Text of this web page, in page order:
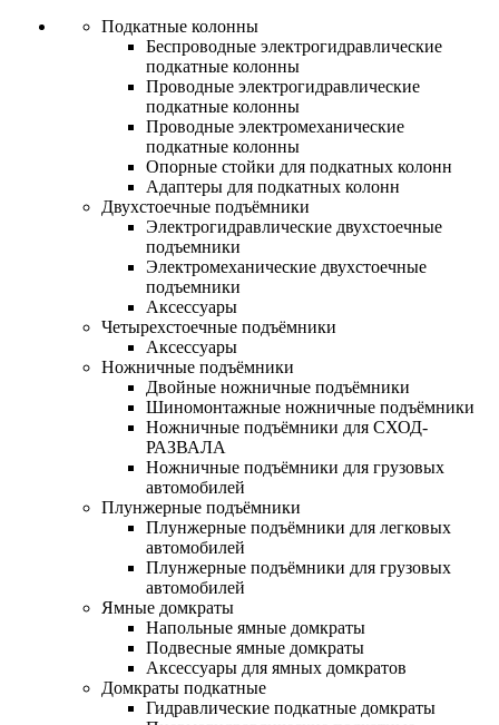
Подкатные колонны
Беспроводные электрогидравлические
подкатные колонны
Проводные электрогидравлические
подкатные колонны
Проводные электромеханические
подкатные колонны
Опорные стойки для подкатных колонн
Адаптеры для подкатных колонн
Двухстоечные подъёмники
Электрогидравлические двухстоечные
подъемники
Электромеханические двухстоечные
подъемники
Аксессуары
Четырехстоечные подъёмники
Аксессуары
Ножничные подъёмники
Двойные ножничные подъёмники
Шиномонтажные ножничные подъёмники
Ножничные подъёмники для СХОД-
РАЗВАЛА
Ножничные подъёмники для грузовых
автомобилей
Плунжерные подъёмники
Плунжерные подъёмники для легковых
автомобилей
Плунжерные подъёмники для грузовых
автомобилей
Ямные домкраты
Напольные ямные домкраты
Подвесные ямные домкраты
Аксессуары для ямных домкратов
Домкраты подкатные
Гидравлические подкатные домкраты